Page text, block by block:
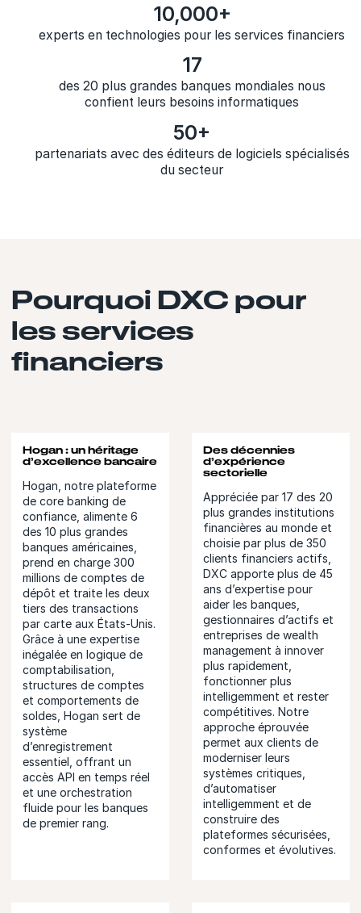
10,000+
experts en technologies pour les services financiers
17
des 20 plus grandes banques mondiales nous
confient leurs besoins informatiques
50+
partenariats avec des éditeurs de logiciels spécialisés
du secteur
Pourquoi DXC pour
les services
financiers
Hogan : un héritage
d’excellence bancaire
Hogan, notre plateforme
de core banking de
confiance, alimente 6
des 10 plus grandes
banques américaines,
prend en charge 300
millions de comptes de
dépôt et traite les deux
tiers des transactions
par carte aux États-Unis.
Grâce à une expertise
inégalée en logique de
comptabilisation,
structures de comptes
et comportements de
soldes, Hogan sert de
système
d’enregistrement
essentiel, offrant un
accès API en temps réel
et une orchestration
fluide pour les banques
de premier rang.
Des décennies
d’expérience
sectorielle
Appréciée par 17 des 20
plus grandes institutions
financières au monde et
choisie par plus de 350
clients financiers actifs,
DXC apporte plus de 45
ans d’expertise pour
aider les banques,
gestionnaires d’actifs et
entreprises de wealth
management à innover
plus rapidement,
fonctionner plus
intelligemment et rester
compétitives. Notre
approche éprouvée
permet aux clients de
moderniser leurs
systèmes critiques,
d’automatiser
intelligemment et de
construire des
plateformes sécurisées,
conformes et évolutives.